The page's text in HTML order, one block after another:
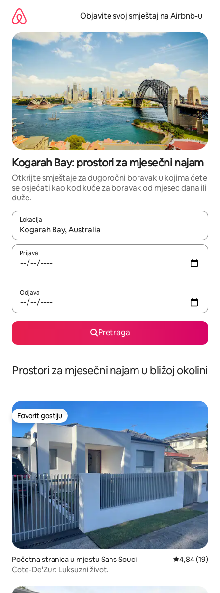
sadržaj
Objavite svoj smještaj na Airbnb-u
Kogarah Bay: prostori za mjesečni najam
Otkrijte smještaje za dugoročni boravak u kojima ćete
se osjećati kao kod kuće za boravak od mjesec dana ili
duže.
Lokacija
Kad su rezultati dostupni, možete da se krećete kroz njih
Prijava
Odjava
Pretraga
Prostori za mjesečni najam u bližoj okolini
Favorit gostiju
Favorit gostiju
Početna stranica u mjestu Sans Souci prosječna
4,84 (19)
Cote-De'Zur: Luksuzni život.